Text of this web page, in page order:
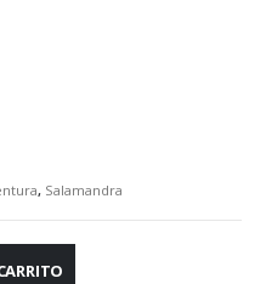
, Salamandra